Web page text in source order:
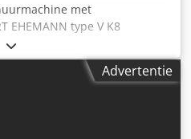
met
EHEMANN type V K8
- dubbele
stangschuurmachine
1968 DiameterAdvertentie